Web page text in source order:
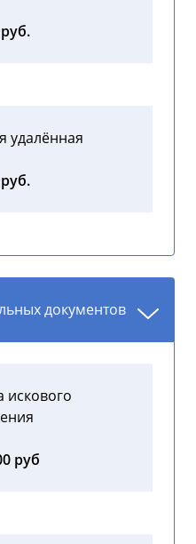
удалённая
документов
искового
руб